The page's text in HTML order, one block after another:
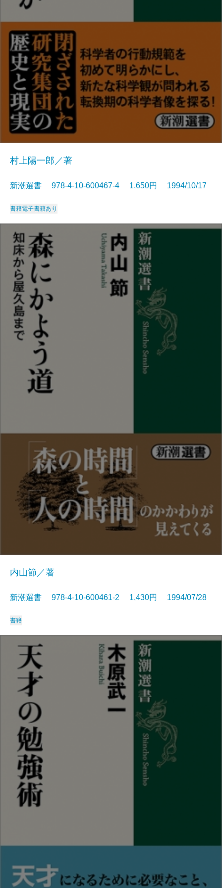
村上陽一郎／著
新潮選書 978-4-10-600467-4 1,650円 1994/10/17
書籍電子書籍あり
内山節／著
新潮選書 978-4-10-600461-2 1,430円 1994/07/28
書籍